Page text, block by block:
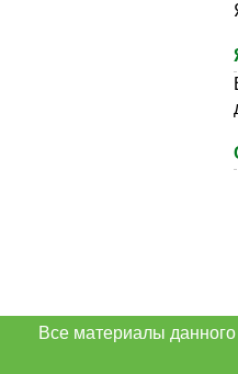
Все материалы